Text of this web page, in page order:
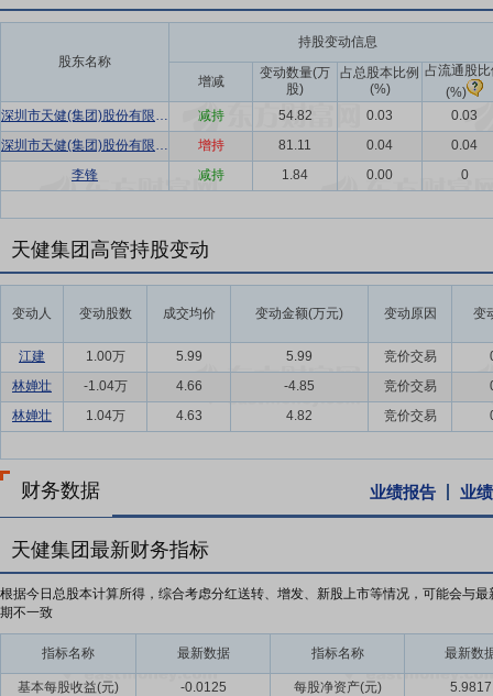
股东名称
持股变动信息
增减
变动数量(万
股)
占总股本比例
(%)
占流通股
(%)
深圳市天健(集团)股份有限公司骨干员工长效激励约束方案
减持 54.82 0.03
0.03
深圳市天健(集团)股份有限公司骨干员工长效激励约束计划
增持 81.11 0.04
0.04
李锋
减持 1.84 0.00 0
天健集团高管持股变动
变动人 变动股数 成交均价 变动金额(万元) 变动原因 变
江建 1.00万 5.99 5.99 竞价交易
林婵壮
-1.04万 4.66 -4.85 竞价交易
林婵壮
1.04万 4.63 4.82 竞价交易
财务数据 业绩报告 业
天健集团最新财务指标
根据今日总股本计算所得，综合考虑分红送转、增发、新股上市等情况，可能会与最
期不一致
指标名称 最新数据 指标名称 最新数
基本每股收益(元) -0.0125 每股净资产(元)
5.9817